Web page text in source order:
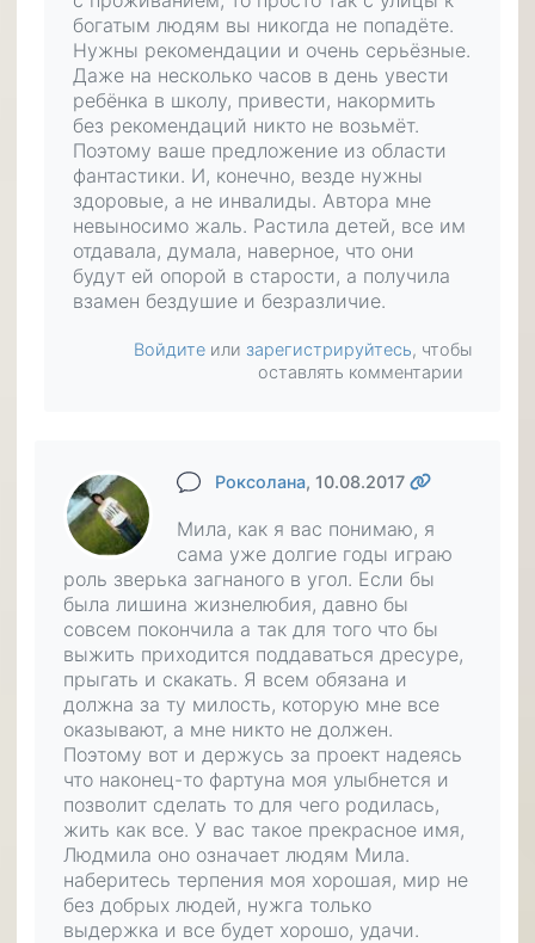
богатым людям вы никогда не попадёте.
Нужны рекомендации и очень серьёзные.
Даже на несколько часов в день увести
ребёнка в школу, привести, накормить
без рекомендаций никто не возьмёт.
Поэтому ваше предложение из области
фантастики. И, конечно, везде нужны
здоровые, а не инвалиды. Автора мне
невыносимо жаль. Растила детей, все им
отдавала, думала, наверное, что они
будут ей опорой в старости, а получила
взамен бездушие и безразличие.
Войдите или зарегистрируйтесь, чтобы
оставлять комментарии
Роксолана, 10.08.2017
Мила, как я вас понимаю, я
сама уже долгие годы играю
роль зверька загнаного в угол. Если бы
была лишина жизнелюбия, давно бы
совсем покончила а так для того что бы
выжить приходится поддаваться дресуре,
прыгать и скакать. Я всем обязана и
должна за ту милость, которую мне все
оказывают, а мне никто не должен.
Поэтому вот и держусь за проект надеясь
что наконец-то фартуна моя улыбнется и
позволит сделать то для чего родилась,
жить как все. У вас такое прекрасное имя,
Людмила оно означает людям Мила.
наберитесь терпения моя хорошая, мир не
без добрых людей, нужга только
выдержка и все будет хорошо, удачи.